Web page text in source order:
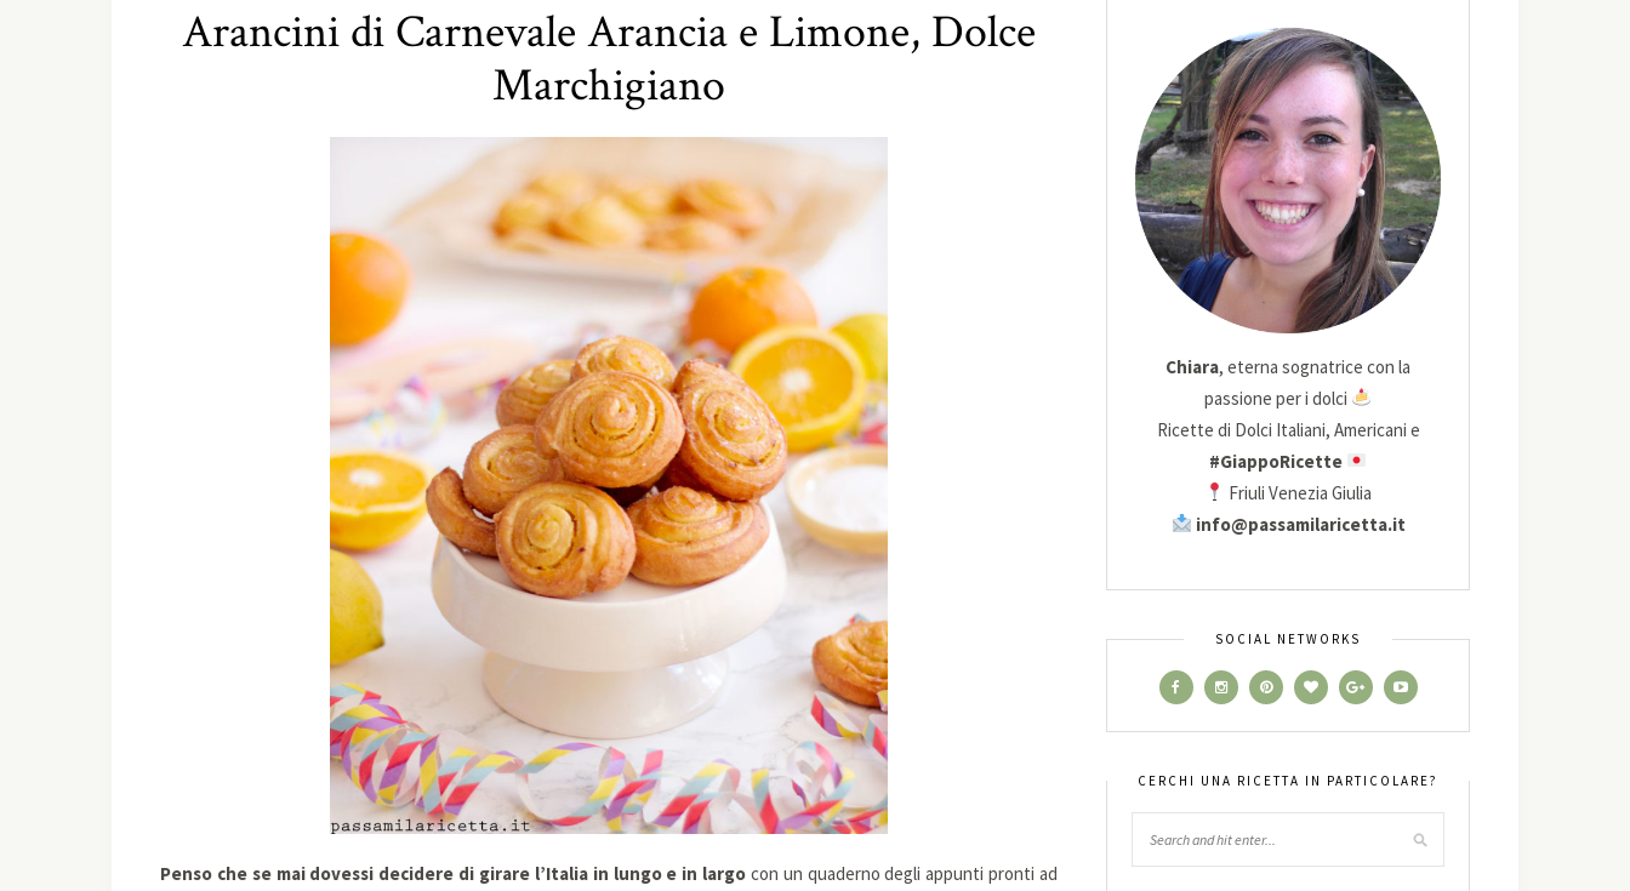
Arancini di Carnevale Arancia e Limone, Dolce
Marchigiano
Penso che se mai dovessi decidere di girare l’Italia in lungo e in largo con un quaderno degli appunti pronti ad
Chiara, eterna sognatrice con la
passione per i dolci
Ricette di Dolci Italiani, Americani e
#GiappoRicette
Friuli Venezia Giulia
info@passamilaricetta.it
SOCIAL NETWORKS
CERCHI UNA RICETTA IN PARTICOLARE?